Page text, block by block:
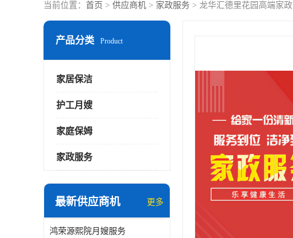
当前位置： 首页 > 供应商机 > 家政服务 > 龙华汇德里花园高端家政
产品分类 Product
家居保洁
护工月嫂
家庭保姆
家政服务
最新供应商机 更多
鸿荣源熙院月嫂服务